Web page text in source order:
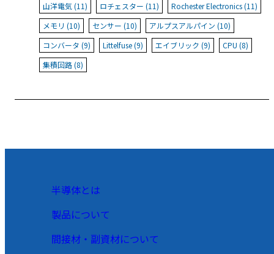
山洋電気 (11)
ロチェスター (11)
Rochester Electronics (11)
メモリ (10)
センサー (10)
アルプスアルパイン (10)
コンバータ (9)
Littelfuse (9) エイブリック (9)
CPU (8)
集積回路 (8)
半導体とは
製品について
間接材・副資材について